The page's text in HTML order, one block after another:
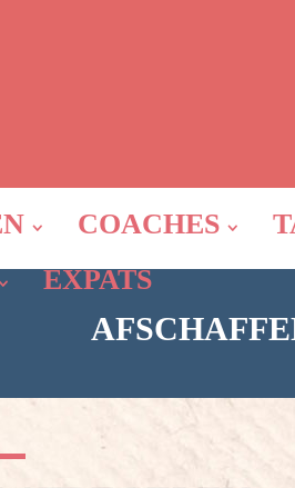
COACHES
EXPATS